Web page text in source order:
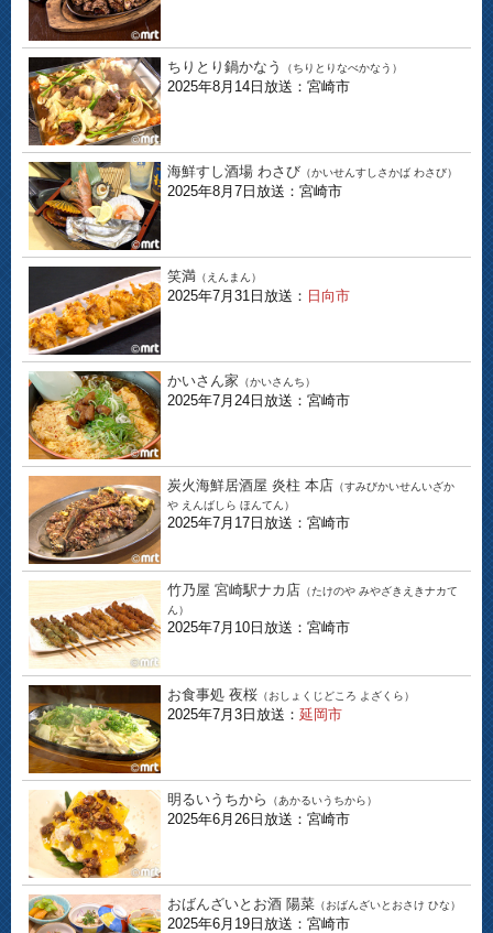
ちりとり鍋かなう （ちりとりなべかなう）
2025年8月14日放送：宮崎市
海鮮すし酒場 わさび （かいせんすしさかば わさび）
2025年8月7日放送：宮崎市
笑満 （えんまん）
2025年7月31日放送： 日向市
かいさん家 （かいさんち）
2025年7月24日放送：宮崎市
炭火海鮮居酒屋 炎柱 本店 （すみびかいせんいざか
や えんばしら ほんてん）
2025年7月17日放送：宮崎市
竹乃屋 宮崎駅ナカ店 （たけのや みやざきえきナカて
ん）
2025年7月10日放送：宮崎市
お食事処 夜桜 （おしょくじどころ よざくら）
2025年7月3日放送： 延岡市
明るいうちから （あかるいうちから）
2025年6月26日放送：宮崎市
おばんざいとお酒 陽菜 （おばんざいとおさけ ひな）
2025年6月19日放送：宮崎市